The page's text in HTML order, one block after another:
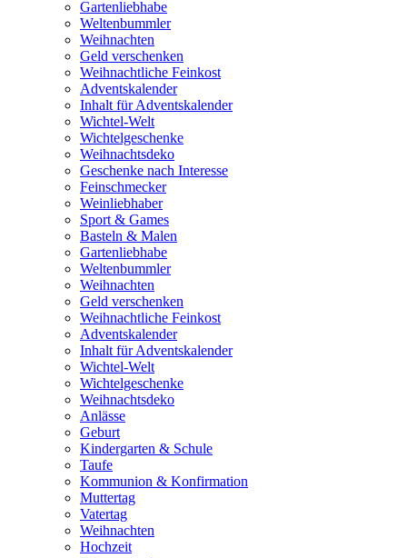
Gartenliebhabe
Weltenbummler
Weihnachten
Geld verschenken
Weihnachtliche Feinkost
Adventskalender
Inhalt für Adventskalender
Wichtel-Welt
Wichtelgeschenke
Weihnachtsdeko
Geschenke nach Interesse
Feinschmecker
Weinliebhaber
Sport & Games
Basteln & Malen
Gartenliebhabe
Weltenbummler
Weihnachten
Geld verschenken
Weihnachtliche Feinkost
Adventskalender
Inhalt für Adventskalender
Wichtel-Welt
Wichtelgeschenke
Weihnachtsdeko
Anlässe
Geburt
Kindergarten & Schule
Taufe
Kommunion & Konfirmation
Muttertag
Vatertag
Weihnachten
Hochzeit